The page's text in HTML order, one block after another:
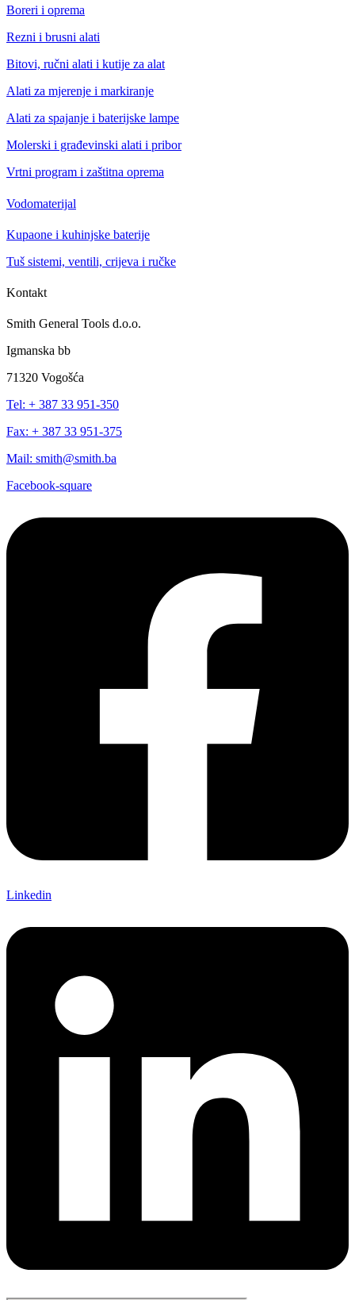
Boreri i oprema
Rezni i brusni alati
Bitovi, ručni alati i kutije za alat
Alati za mjerenje i markiranje
Alati za spajanje i baterijske lampe
Molerski i građevinski alati i pribor
Vrtni program i zaštitna oprema
Vodomaterijal
Kupaone i kuhinjske baterije
Tuš sistemi, ventili, crijeva i ručke
Kontakt
Smith General Tools d.o.o.
Igmanska bb
71320 Vogošća
Tel: + 387 33 951-350
Fax: + 387 33 951-375
Mail: smith@smith.ba
Facebook-square
Linkedin